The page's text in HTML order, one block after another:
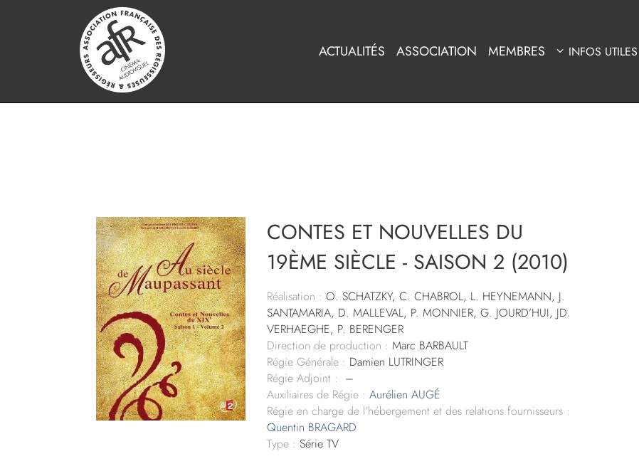
ACTUALITÉS ASSOCIATION MEMBRES INFOS UTILES
CONTES ET NOUVELLES DU
19ÈME SIÈCLE - SAISON 2 (2010)
Réalisation : O. SCHATZKY, C. CHABROL, L. HEYNEMANN, J.
SANTAMARIA, D. MALLEVAL, P. MONNIER, G. JOURD’HUI, JD.
VERHAEGHE, P. BERENGER
Direction de production : Marc BARBAULT
Régie Générale : Damien LUTRINGER
Régie Adjoint : –
Auxiliaires de Régie : Aurélien AUGÉ
Régie en charge de l’hébergement et des relations fournisseurs :
Quentin BRAGARD
Type : Série TV